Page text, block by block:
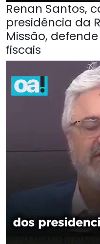
Renan Santos,
presidência da
Missão,
fiscais